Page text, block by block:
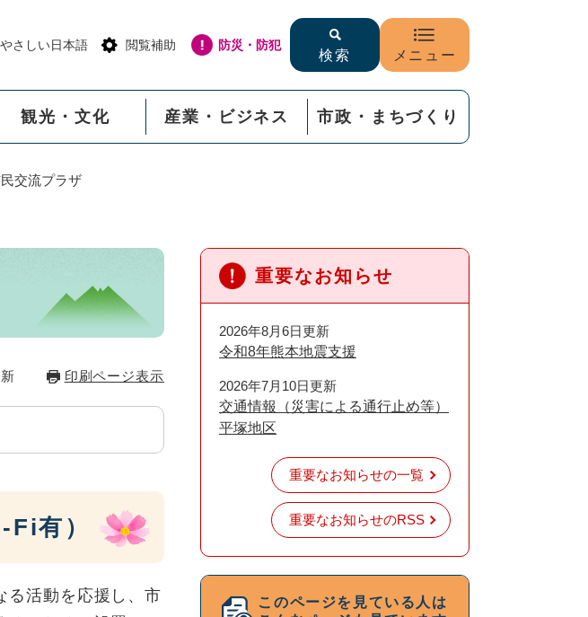
やさしい日本語 閲覧補助 防災・防犯
検索 メニュー
観光・文化 産業・ビジネス 市政・まちづくり
交流プラザ
印刷ページ表示
有）
る活動を応援し、市
重要なお知らせ
2026年8月6日更新
令和8年熊本地震支援
2026年7月10日更新
交通情報（災害による通行止め等）
平塚地区
重要なお知らせの一覧
重要なお知らせのRSS
このページを見ている人は